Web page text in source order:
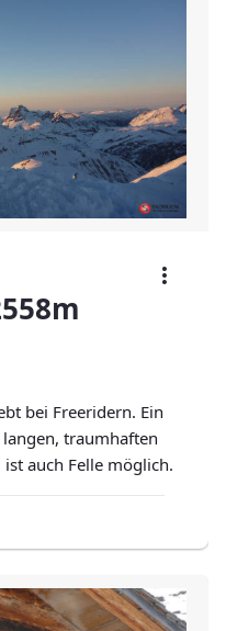
bei Freeridern. Ein
traumhaften
auch Felle möglich.